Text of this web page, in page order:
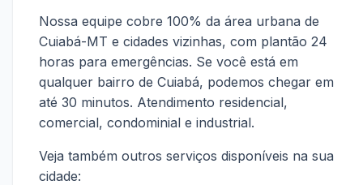
Nossa equipe cobre 100% da área urbana de
Cuiabá-MT e cidades vizinhas, com plantão 24
horas para emergências. Se você está em
qualquer bairro de Cuiabá, podemos chegar em
até 30 minutos. Atendimento residencial,
comercial, condominial e industrial.
Veja também outros serviços disponíveis na sua
cidade: